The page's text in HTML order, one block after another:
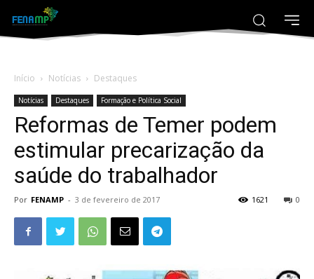
Início Notícias Destaques
Notícias Destaques Formação e Política Social
Reformas de Temer podem
estimular precarização da
saúde do trabalhador
Por FENAMP - 3 de fevereiro de 2017 0
1621